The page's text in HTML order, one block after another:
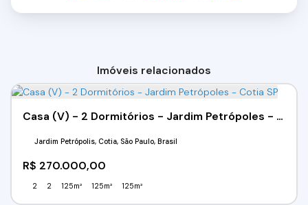
Imóveis relacionados
Casa (V) - 2 Dormitórios - Jardim Petrópoles - Cotia SP
R$ 270.000,00
Jardim Petrópolis, Cotia, São Paulo, Brasil
2 2 125m² 125m² 125m²